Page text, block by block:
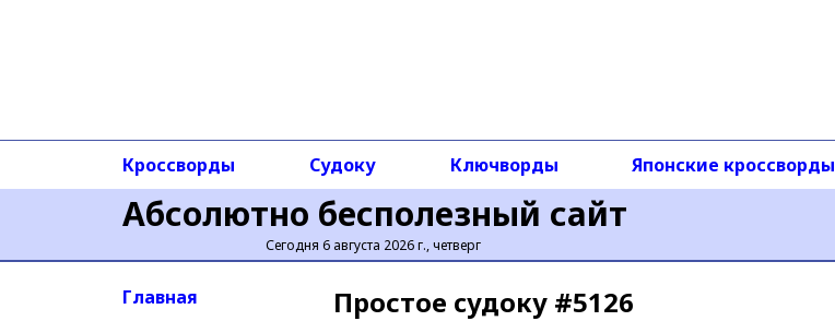
Абсолютно бесполезный сайт
Сегодня 6 августа 2026 г., четверг
Кроссворды Судоку Ключворды Японские кроссворды
Главная
Простое cудоку #5126